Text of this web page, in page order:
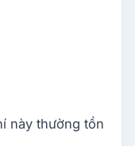
này thường tồn